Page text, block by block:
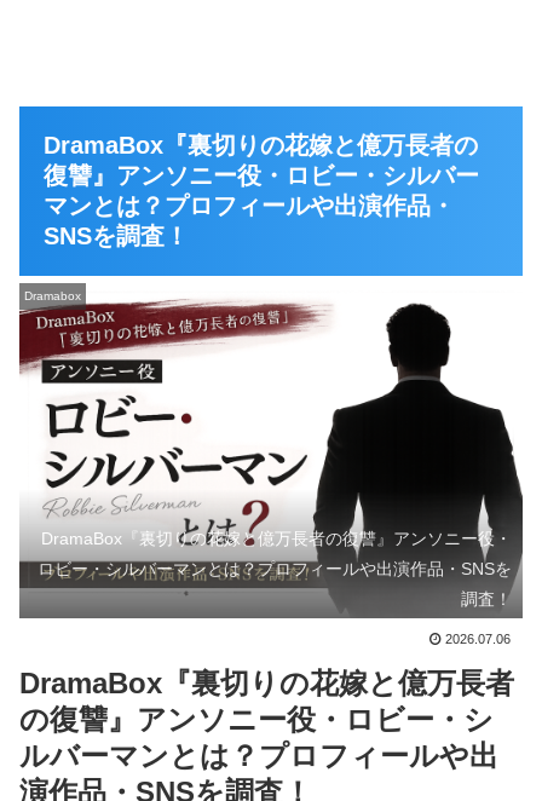
DramaBox『裏切りの花嫁と億万長者の
復讐』アンソニー役・ロビー・シルバー
マンとは？プロフィールや出演作品・
SNSを調査！
Dramabox
DramaBox『裏切りの花嫁と億万長者の復讐』アンソニー役・
ロビー・シルバーマンとは？プロフィールや出演作品・SNSを
調査！
2026.07.06
DramaBox『裏切りの花嫁と億万長者
の復讐』アンソニー役・ロビー・シ
ルバーマンとは？プロフィールや出
演作品・SNSを調査！